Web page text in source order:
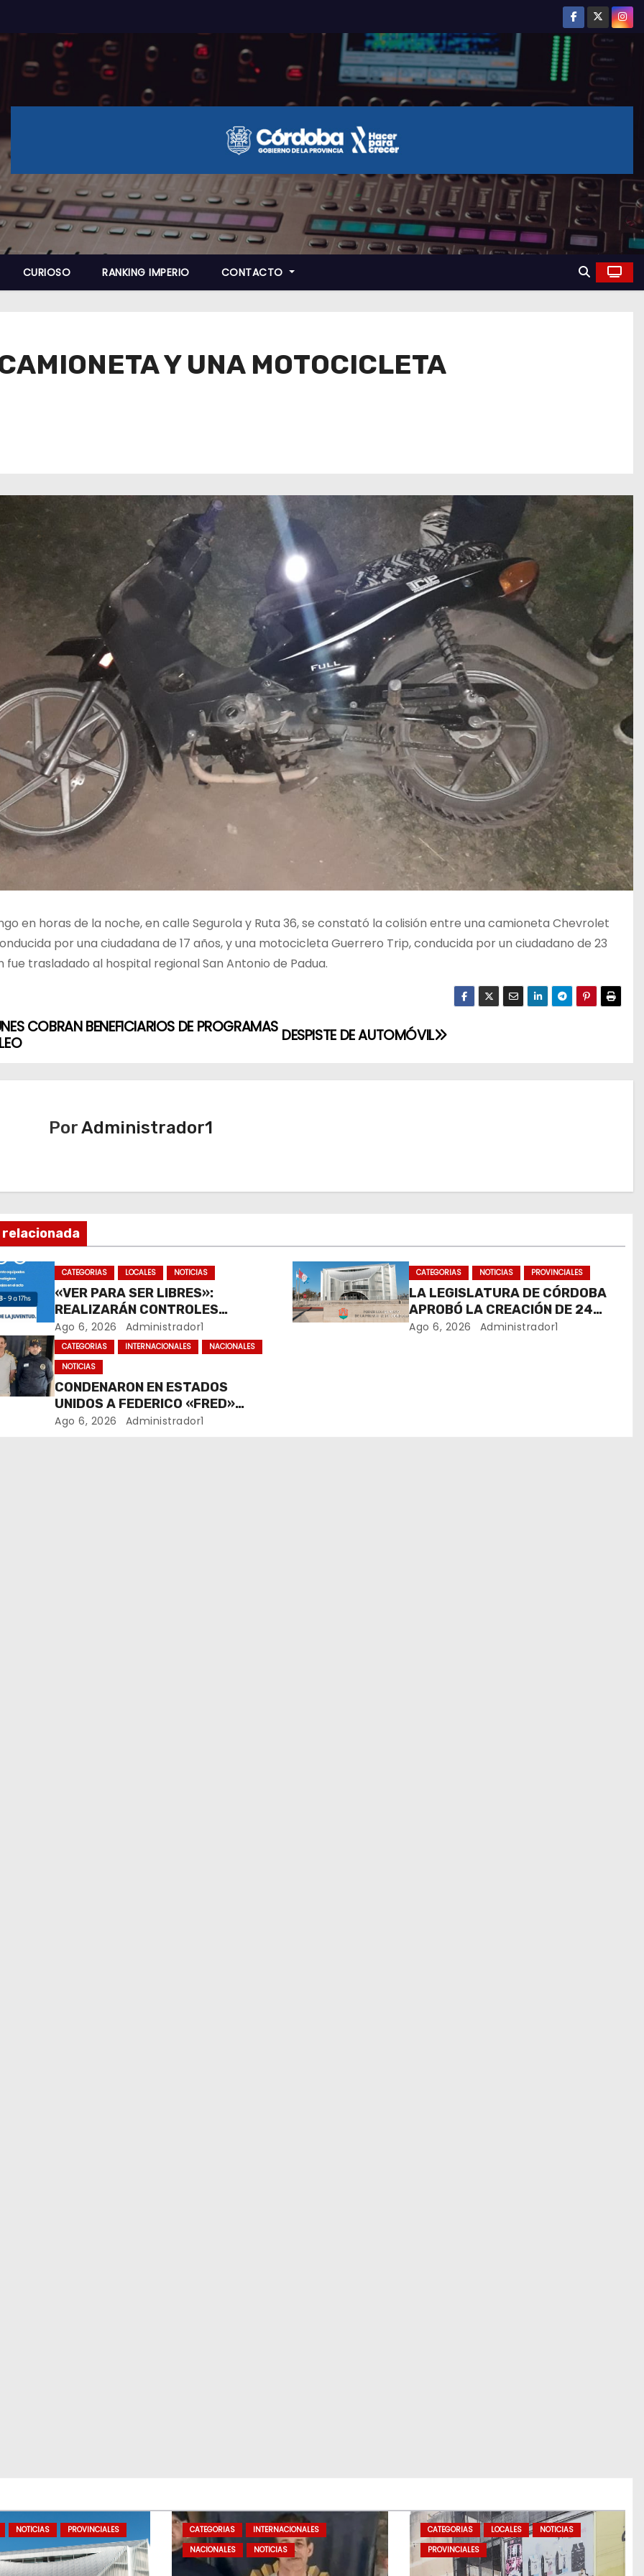
CURIOSO RANKING IMPERIO CONTACTO
Y UNA MOTOCICLETA
en horas de la noche, en calle Segurola y Ruta 36, se constató la colisión entre una camioneta Chevrolet
por una ciudadana de 17 años, y una motocicleta Guerrero Trip, conducida por un ciudadano de 23
fue trasladado al hospital regional San Antonio de Padua.
DESPISTE DE AUTOMÓVIL
COBRAN BENEFICIARIOS DE PROGRAMAS
PorAdministrador1
CATEGORIAS LOCALES NOTICIAS
«VER PARA SER LIBRES»:
REALIZARÁN CONTROLES
OFTALMOLÓGICOS GRATUITOS
PARA NIÑOS Y ADOLESCENTES EN
RÍO CUARTO
Ago 6, 2026 Administrador1
CATEGORIAS NOTICIAS PROVINCIALES
LA LEGISLATURA DE CÓRDOBA
APROBÓ LA CREACIÓN DE 24
NUEVOS ÓRGANOS DEL
Ago 6, 2026 Administrador1
CATEGORIAS INTERNACIONALES
NACIONALES
NOTICIAS
CONDENARON EN ESTADOS
UNIDOS A FEDERICO «FRED»
MACHADO POR LAVADO DE
Ago 6, 2026 Administrador1
NOTICIAS PROVINCIALES CATEGORIAS
INTERNACIONALES
NACIONALES
NOTICIAS
CATEGORIAS LOCALES
NOTICIAS
PROVINCIALES